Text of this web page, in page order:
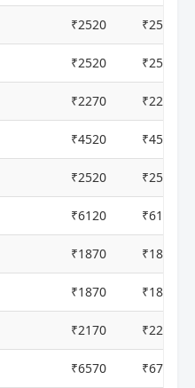
₹2520 ₹2500
₹2520 ₹2500
₹2270 ₹2250
₹4520 ₹4500
₹2520 ₹2500
₹6120 ₹6100
₹1870 ₹1850
₹1870 ₹1850
₹2170 ₹2250
₹6570 ₹6700